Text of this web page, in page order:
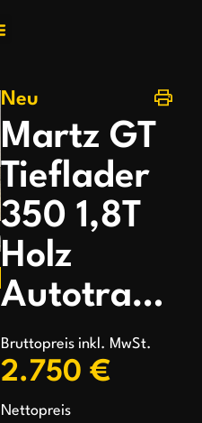
Neu
Martz GT
Tieflader
350 1,8T
Holz
Autotransporter
Bruttopreis inkl. MwSt.
2.750 €
Nettopreis